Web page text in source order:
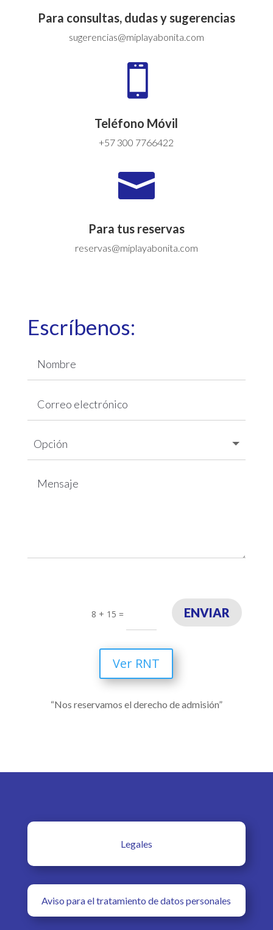
Para consultas, dudas y sugerencias
sugerencias@miplayabonita.com

Teléfono Móvil
+57 300 7766422

Para tus reservas
reservas@miplayabonita.com
Escríbenos:
8 + 15 = ENVIAR
Ver RNT
“Nos reservamos el derecho de admisión”
Legales
Aviso para el tratamiento de datos personales